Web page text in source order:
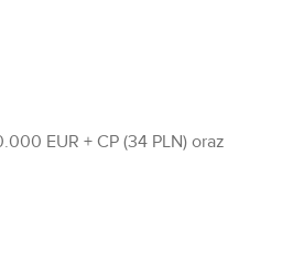
EUR + CP (34 PLN) oraz